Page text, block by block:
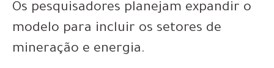
Os pesquisadores planejam expandir o
modelo para incluir os setores de
mineração e energia.